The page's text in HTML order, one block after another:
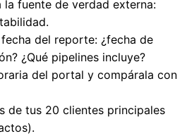
la fuente de verdad externa:
del reporte: ¿fecha de
¿Qué pipelines incluye?
del portal y compárala con
de tus 20 clientes principales